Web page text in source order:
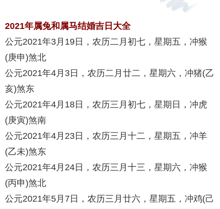
2021年属兔和属马结婚吉日大全
公元2021年3月19日，农历二月初七，星期五，冲猴
(庚申)煞北
公元2021年4月3日，农历二月廿二，星期六，冲猪(乙
亥)煞东
公元2021年4月18日，农历三月初七，星期日，冲虎
(庚寅)煞南
公元2021年4月23日，农历三月十二，星期五，冲羊
(乙未)煞东
公元2021年4月24日，农历三月十三，星期六，冲猴
(丙申)煞北
公元2021年5月7日，农历三月廿六，星期五，冲鸡(己